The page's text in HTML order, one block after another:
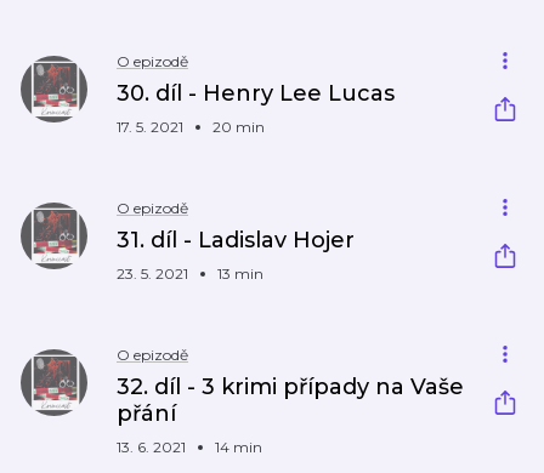
O epizodě
30. díl - Henry Lee Lucas
17. 5. 2021 20 min
O epizodě
31. díl - Ladislav Hojer
23. 5. 2021 13 min
O epizodě
32. díl - 3 krimi případy na Vaše
přání
13. 6. 2021 14 min